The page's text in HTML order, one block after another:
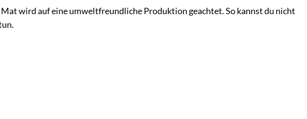
wird auf eine umweltfreundliche Produktion geachtet. So kannst du nicht